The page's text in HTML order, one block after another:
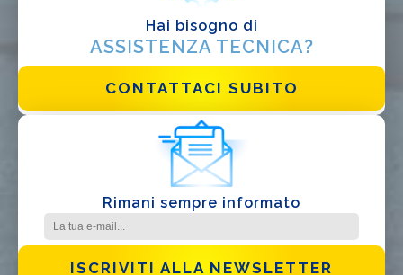
Hai bisogno di
ASSISTENZA TECNICA?
CONTATTACI SUBITO
Rimani sempre informato
ISCRIVITI ALLA NEWSLETTER
Ho letto e accetto la Privacy Policy*